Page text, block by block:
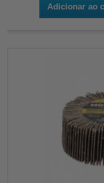
Adicionar ao